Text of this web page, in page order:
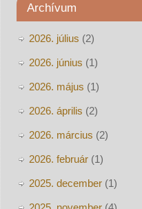
Archívum
2026. július (2)
2026. június (1)
2026. május (1)
2026. április (2)
2026. március (2)
2026. február(1)
2025. december(1)